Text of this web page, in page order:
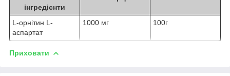
інгредієнти
L-орнітин L-
аспартат
1000 мг 100г
Приховати